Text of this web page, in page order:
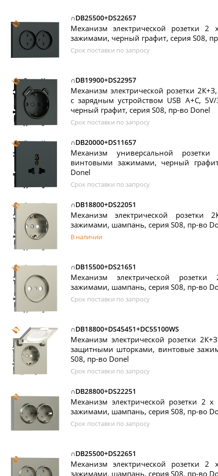
∩DB25500+DS22657
Механизм электрической розетки
зажимами, черный графит, серия S08,
Срок поставки по запросу
∩DB19900+DS22957
Механизм электрической розетки
с зарядным устройством USB A+C,
черный графит, серия S08, пр-во Donel
Срок поставки по запросу
∩DB20000+DS11657
Механизм универсальной розетки
винтовыми зажимами, черный
Donel
Срок поставки по запросу
∩DB18800+DS22051
Механизм электрической розетки
зажимами, шампань, серия S08, пр-во
В наличии
∩DB15500+DS21651
Механизм электрической
зажимами, шампань, серия S08, пр-во
Срок поставки по запросу
∩DB18800+DS45451+DC55100WS
Механизм электрической розетки
защитными шторками, винтовые
S08, пр-во Donel
Срок поставки по запросу
∩DB28800+DS22251
Механизм электрической розетки 2
зажимами, шампань, серия S08, пр-во
Срок поставки по запросу
∩DB25500+DS22651
Механизм электрической розетки
зажимами, шампань, серия S08, пр-во